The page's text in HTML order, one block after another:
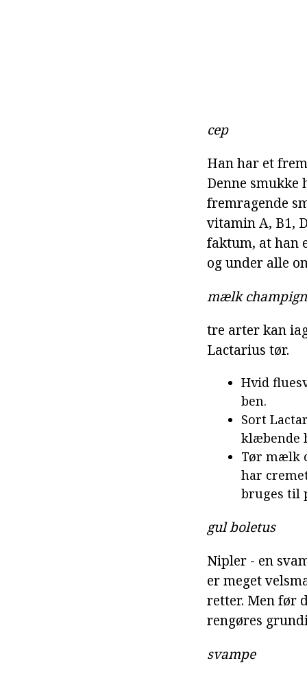
cep
Han har et
Denne
fremragende
vitamin A, B1,
faktum, at han
og under alle
mælk
tre arter kan
Lactarius tør.
Hvid
ben.
Sort
klæbende
Tør mælk
har
bruges til
gul boletus
Nipler - en
er meget
retter. Men før
rengøres
svampe